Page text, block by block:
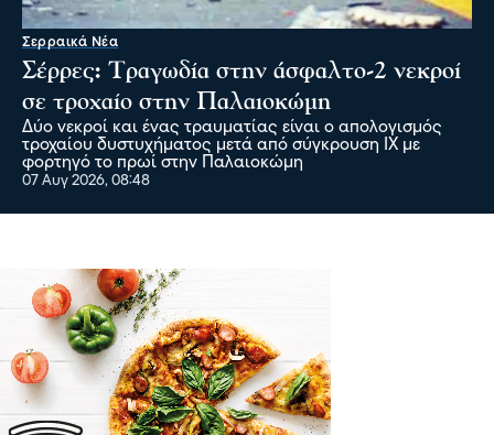
Σερραικά Νέα
Σέρρες: Τραγωδία στην άσφαλτο-2 νεκροί
σε τροχαίο στην Παλαιοκώμη
Δύο νεκροί και ένας τραυματίας είναι ο απολογισμός
τροχαίου δυστυχήματος μετά από σύγκρουση ΙΧ με
φορτηγό το πρωί στην Παλαιοκώμη
07 Αυγ 2026, 08:48